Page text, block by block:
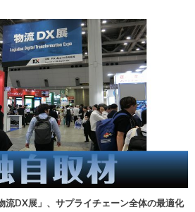
流DX展」、サプライチェーン全体の最適化